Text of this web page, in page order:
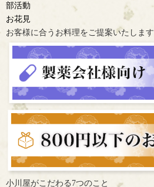
部活動
お花見
お客様に合うお料理を ご提案いたします
小川屋がこだわる7つのこと